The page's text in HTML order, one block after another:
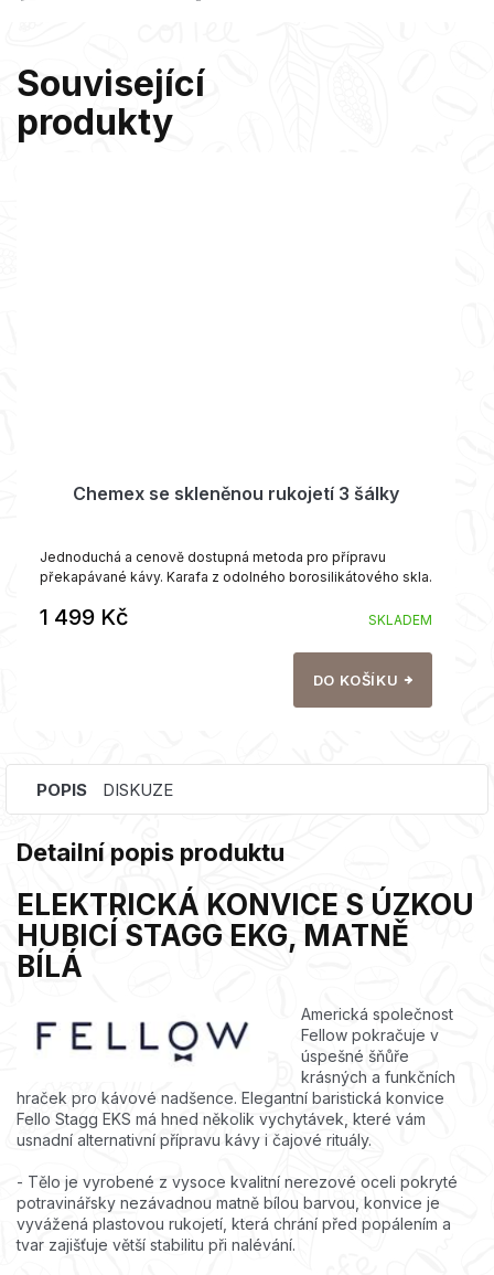
Související
produkty
Chemex se skleněnou rukojetí 3 šálky
SKLADEM
1 499 Kč
DO KOŠÍKU
Jednoduchá a cenově dostupná metoda pro přípravu
překapávané kávy. Karafa z odolného borosilikátového skla.
POPIS DISKUZE
Detailní popis produktu
ELEKTRICKÁ KONVICE S ÚZKOU
HUBICÍ STAGG EKG, MATNĚ
BÍLÁ
Americká společnost
Fellow pokračuje v
úspešné šňůře
krásných a funkčních
hraček pro kávové nadšence. Elegantní baristická konvice
Fello Stagg EKS má hned několik vychytávek, které vám
usnadní alternativní přípravu kávy i čajové rituály.
- Tělo je vyrobené z vysoce kvalitní nerezové oceli pokryté
potravinářsky nezávadnou matně bílou barvou, konvice je
vyvážená plastovou rukojetí, která chrání před popálením a
tvar zajišťuje větší stabilitu při nalévání.